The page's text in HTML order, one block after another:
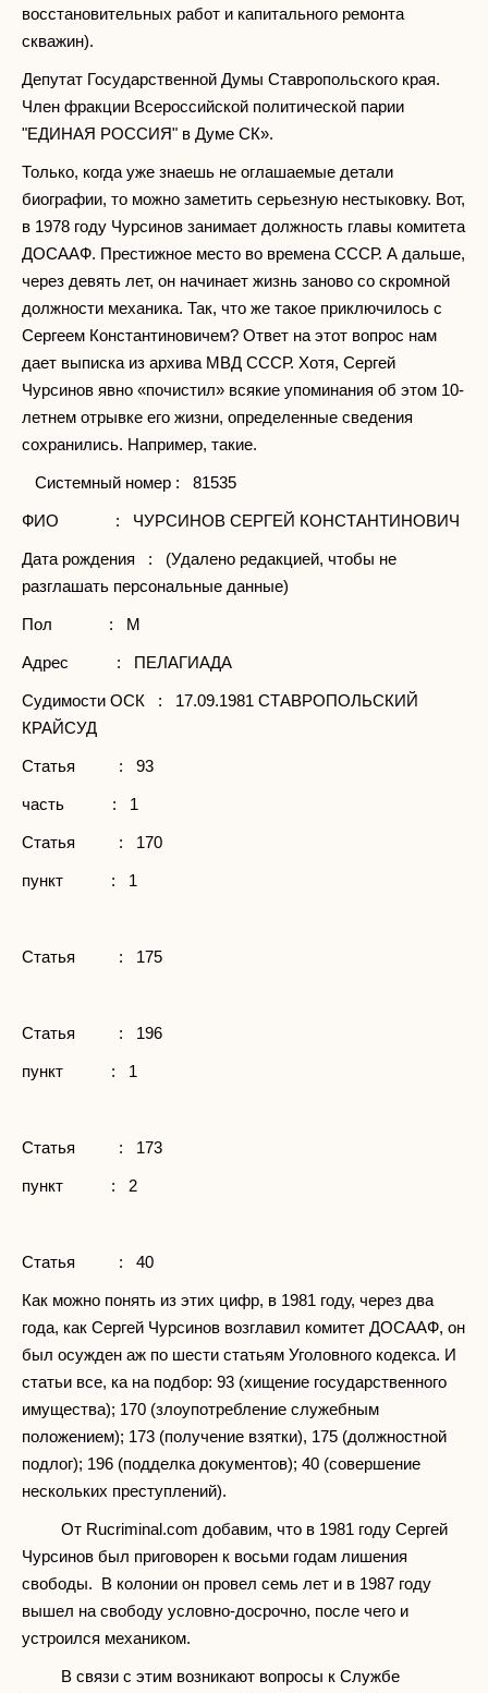
восстановительных работ и капитального ремонта
скважин).
Депутат Государственной Думы Ставропольского края.
Член фракции Всероссийской политической парии
"ЕДИНАЯ РОССИЯ" в Думе СК».
Только, когда уже знаешь не оглашаемые детали
биографии, то можно заметить серьезную нестыковку. Вот,
в 1978 году Чурсинов занимает должность главы комитета
ДОСААФ. Престижное место во времена СССР. А дальше,
через девять лет, он начинает жизнь заново со скромной
должности механика. Так, что же такое приключилось с
Сергеем Константиновичем? Ответ на этот вопрос нам
дает выписка из архива МВД СССР. Хотя, Сергей
Чурсинов явно «почистил» всякие упоминания об этом 10-
летнем отрывке его жизни, определенные сведения
сохранились. Например, такие.
Системный номер : 81535
ФИО : ЧУРСИНОВ СЕРГЕЙ КОНСТАНТИНОВИЧ
Дата рождения : (Удалено редакцией, чтобы не
разглашать персональные данные)
Пол : М
Адрес : ПЕЛАГИАДА
Судимости ОСК : 17.09.1981 СТАВРОПОЛЬСКИЙ
КРАЙСУД
Статья : 93
часть : 1
Статья : 170
пункт : 1
Статья : 175
Статья : 196
пункт : 1
Статья : 173
пункт : 2
Статья : 40
Как можно понять из этих цифр, в 1981 году, через два
года, как Сергей Чурсинов возглавил комитет ДОСААФ, он
был осужден аж по шести статьям Уголовного кодекса. И
статьи все, ка на подбор: 93 (хищение государственного
имущества); 170 (злоупотребление служебным
положением); 173 (получение взятки), 175 (должностной
подлог); 196 (подделка документов); 40 (совершение
нескольких преступлений).
От Rucriminal.com добавим, что в 1981 году Сергей
Чурсинов был приговорен к восьми годам лишения
свободы. В колонии он провел семь лет и в 1987 году
вышел на свободу условно-досрочно, после чего и
устроился механиком.
В связи с этим возникают вопросы к Службе